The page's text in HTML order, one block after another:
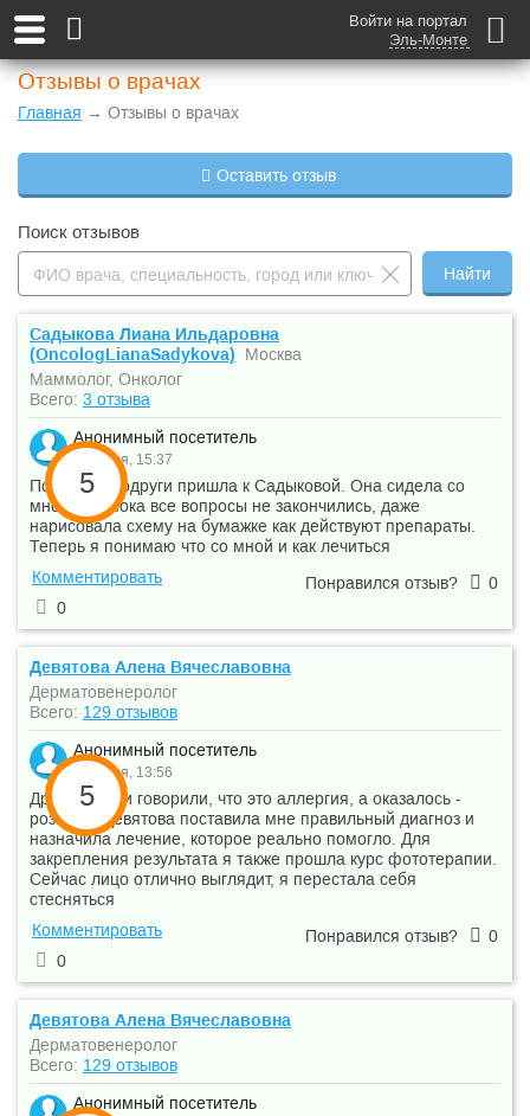
Войти на портал
Эль-Монте
Отзывы о врачах
Главная → Отзывы о врачах
Оставить отзыв
Поиск отзывов
Найти
Садыкова Лиана Ильдаровна
(OncologLianaSadykova)
Москва
Маммолог, Онколог
Всего: 3 отзыва
5
Анонимный посетитель
31 июля, 15:37
По совету подруги пришла к Садыковой. Она сидела со
мной час, пока все вопросы не закончились, даже
нарисовала схему на бумажке как действуют препараты.
Теперь я понимаю что со мной и как лечиться
Комментировать
Понравился отзыв?
0
0
Девятова Алена Вячеславовна
Дерматовенеролог
Всего: 129 отзывов
5
Анонимный посетитель
28 июля, 13:56
Другие врачи говорили, что это аллергия, а оказалось -
розацеа. Девятова поставила мне правильный диагноз и
назначила лечение, которое реально помогло. Для
закрепления результата я также прошла курс фототерапии.
Сейчас лицо отлично выглядит, я перестала себя
стесняться
Комментировать
Понравился отзыв?
0
0
Девятова Алена Вячеславовна
Дерматовенеролог
Всего: 129 отзывов
Анонимный посетитель